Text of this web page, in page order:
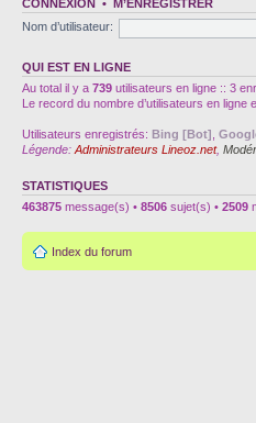
CONNEXION • M’ENREGISTRER
Nom d’utilisateur:
QUI EST EN LIGNE
Au total il y a 739 utilisateurs en ligne :: 3
Le record du nombre d’utilisateurs en ligne
Utilisateurs enregistrés: Bing [Bot]
Légende: Administrateurs Lineoz.net,
STATISTIQUES
463875 message(s) • 8506 sujet(s) • 2509
Index du forum